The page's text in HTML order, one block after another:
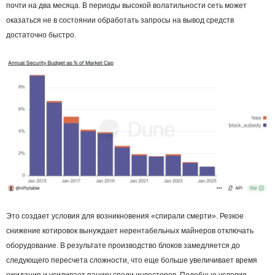
почти на два месяца. В периоды высокой волатильности сеть может
оказаться не в состоянии обработать запросы на вывод средств
достаточно быстро.
Это создает условия для возникновения «спирали смерти». Резкое
снижение котировок вынуждает нерентабельных майнеров отключать
оборудование. В результате производство блоков замедляется до
следующего пересчета сложности, что еще больше увеличивает время